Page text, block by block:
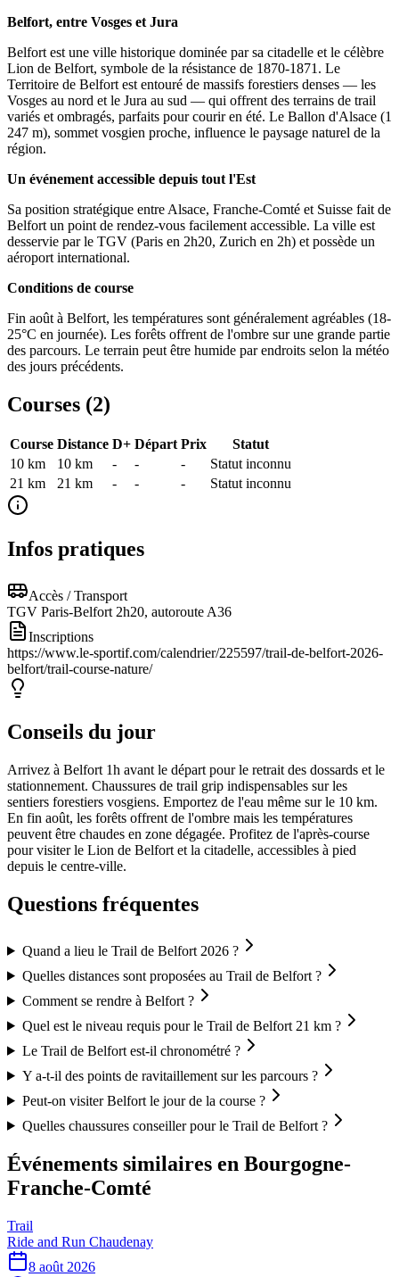
Belfort, entre Vosges et Jura
Belfort est une ville historique dominée par sa citadelle et le célèbre
Lion de Belfort, symbole de la résistance de 1870-1871. Le
Territoire de Belfort est entouré de massifs forestiers denses — les
Vosges au nord et le Jura au sud — qui offrent des terrains de trail
variés et ombragés, parfaits pour courir en été. Le Ballon d'Alsace (1
247 m), sommet vosgien proche, influence le paysage naturel de la
région.
Un événement accessible depuis tout l'Est
Sa position stratégique entre Alsace, Franche-Comté et Suisse fait de
Belfort un point de rendez-vous facilement accessible. La ville est
desservie par le TGV (Paris en 2h20, Zurich en 2h) et possède un
aéroport international.
Conditions de course
Fin août à Belfort, les températures sont généralement agréables (18-
25°C en journée). Les forêts offrent de l'ombre sur une grande partie
des parcours. Le terrain peut être humide par endroits selon la météo
des jours précédents.
Courses (2)
Course Distance D+ Départ Prix
Statut
10 km
10 km - - -
Statut inconnu
21 km
21 km - - - Statut inconnu
Infos pratiques
Accès / Transport
TGV Paris-Belfort 2h20, autoroute A36
Inscriptions
https://www.le-sportif.com/calendrier/225597/trail-de-belfort-2026-
belfort/trail-course-nature/
Conseils du jour
Arrivez à Belfort 1h avant le départ pour le retrait des dossards et le
stationnement. Chaussures de trail grip indispensables sur les
sentiers forestiers vosgiens. Emportez de l'eau même sur le 10 km.
En fin août, les forêts offrent de l'ombre mais les températures
peuvent être chaudes en zone dégagée. Profitez de l'après-course
pour visiter le Lion de Belfort et la citadelle, accessibles à pied
depuis le centre-ville.
Questions fréquentes
Quand a lieu le Trail de Belfort 2026 ?
Quelles distances sont proposées au Trail de Belfort ?
Comment se rendre à Belfort ?
Quel est le niveau requis pour le Trail de Belfort 21 km ?
Le Trail de Belfort est-il chronométré ?
Y a-t-il des points de ravitaillement sur les parcours ?
Peut-on visiter Belfort le jour de la course ?
Quelles chaussures conseiller pour le Trail de Belfort ?
Événements similaires en Bourgogne-
Franche-Comté
Trail
Ride and Run Chaudenay
8 août 2026